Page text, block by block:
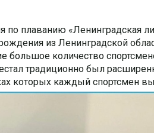
плаванию «Ленинградская
из Ленинградской
большое количество
традиционно был
которых каждый спортсмен